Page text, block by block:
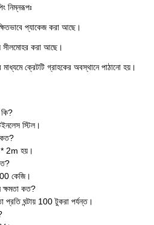
নিম্নরূপঃ
প্যাকেজ করা আছে।
সীলমোহর করা আছে।
মাধ্যমে ক্রেটটি গ্রাহকের অবস্থানে পাঠানো হয়।
কি?
স্টিল।
কত?
* 2m হয়।
কেজি।
ক্ষমতা কত?
প্রতি ঘন্টায় 100 টুকরা পর্যন্ত।